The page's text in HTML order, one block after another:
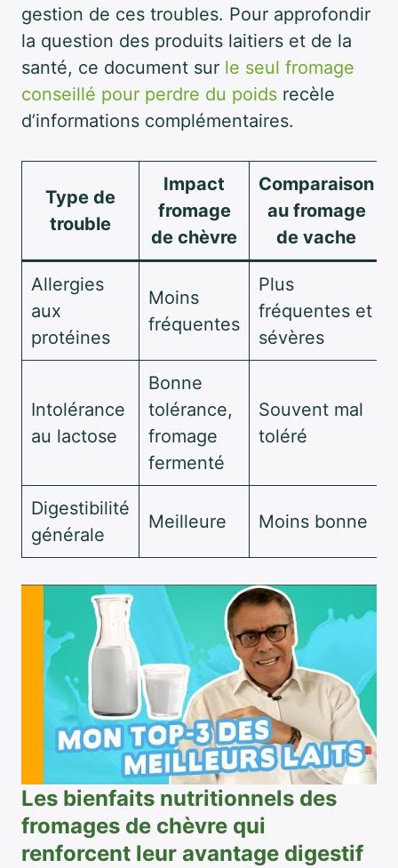
gestion de ces troubles. Pour approfondir
la question des produits laitiers et de la
santé, ce document sur le seul fromage
conseillé pour perdre du poids recèle
d’informations complémentaires.
Type de
trouble
Impact
fromage
de chèvre
Comparaison
au fromage
de vache
Allergies
aux
protéines
Moins
fréquentes
Plus
fréquentes et
sévères
Intolérance
au lactose
Bonne
tolérance,
fromage
fermenté
Souvent mal
toléré
Digestibilité
générale
Meilleure Moins bonne
Les bienfaits nutritionnels des
fromages de chèvre qui
renforcent leur avantage digestif